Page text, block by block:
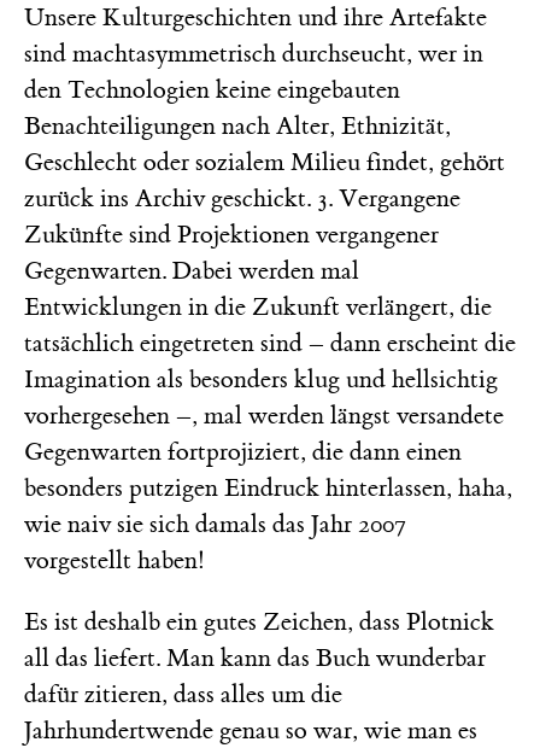
Unsere Kulturgeschichten und ihre Artefakte
sind machtasymmetrisch durchseucht, wer in
den Technologien keine eingebauten
Benachteiligungen nach Alter, Ethnizität,
Geschlecht oder sozialem Milieu findet, gehört
zurück ins Archiv geschickt. 3. Vergangene
Zukünfte sind Projektionen vergangener
Gegenwarten. Dabei werden mal
Entwicklungen in die Zukunft verlängert, die
tatsächlich eingetreten sind – dann erscheint die
Imagination als besonders klug und hellsichtig
vorhergesehen –, mal werden längst versandete
Gegenwarten fortprojiziert, die dann einen
besonders putzigen Eindruck hinterlassen, haha,
wie naiv sie sich damals das Jahr 2007
vorgestellt haben!
Es ist deshalb ein gutes Zeichen, dass Plotnick
all das liefert. Man kann das Buch wunderbar
dafür zitieren, dass alles um die
Jahrhundertwende genau so war, wie man es